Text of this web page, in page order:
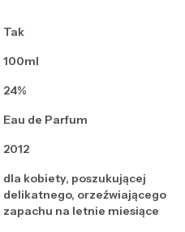
Tak
100ml
24%
Eau de Parfum
2012
dla kobiety, poszukującej
delikatnego, orzeźwiającego
zapachu na letnie miesiące